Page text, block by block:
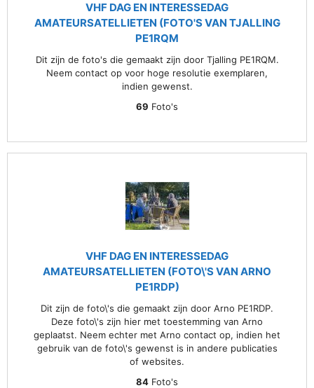
VHF DAG EN INTERESSEDAG
AMATEURSATELLIETEN (FOTO'S VAN TJALLING
PE1RQM
Dit zijn de foto's die gemaakt zijn door Tjalling PE1RQM.
Neem contact op voor hoge resolutie exemplaren,
indien gewenst.
69 Foto's
VHF DAG EN INTERESSEDAG
AMATEURSATELLIETEN (FOTO\'S VAN ARNO
PE1RDP)
Dit zijn de foto\'s die gemaakt zijn door Arno PE1RDP.
Deze foto\'s zijn hier met toestemming van Arno
geplaatst. Neem echter met Arno contact op, indien het
gebruik van de foto\'s gewenst is in andere publicaties
of websites.
84 Foto's